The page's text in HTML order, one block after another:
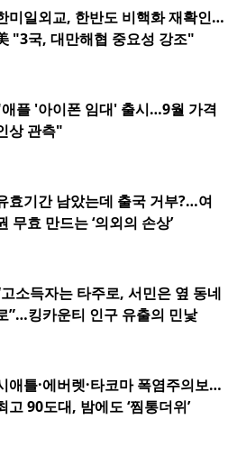
미일외교, 한반도 비핵화 재확인…
"3국, 대만해협 중요성 강조"
플 '아이폰 임대' 출시…9월 가격
상 관측"
효기간 남았는데 출국 거부?…여
무효 만드는 ‘의외의 손상’
소득자는 타주로, 서민은 옆 동네
”…킹카운티 인구 유출의 민낯
애틀·에버렛·타코마 폭염주의보…
고 90도대, 밤에도 ‘찜통더위’